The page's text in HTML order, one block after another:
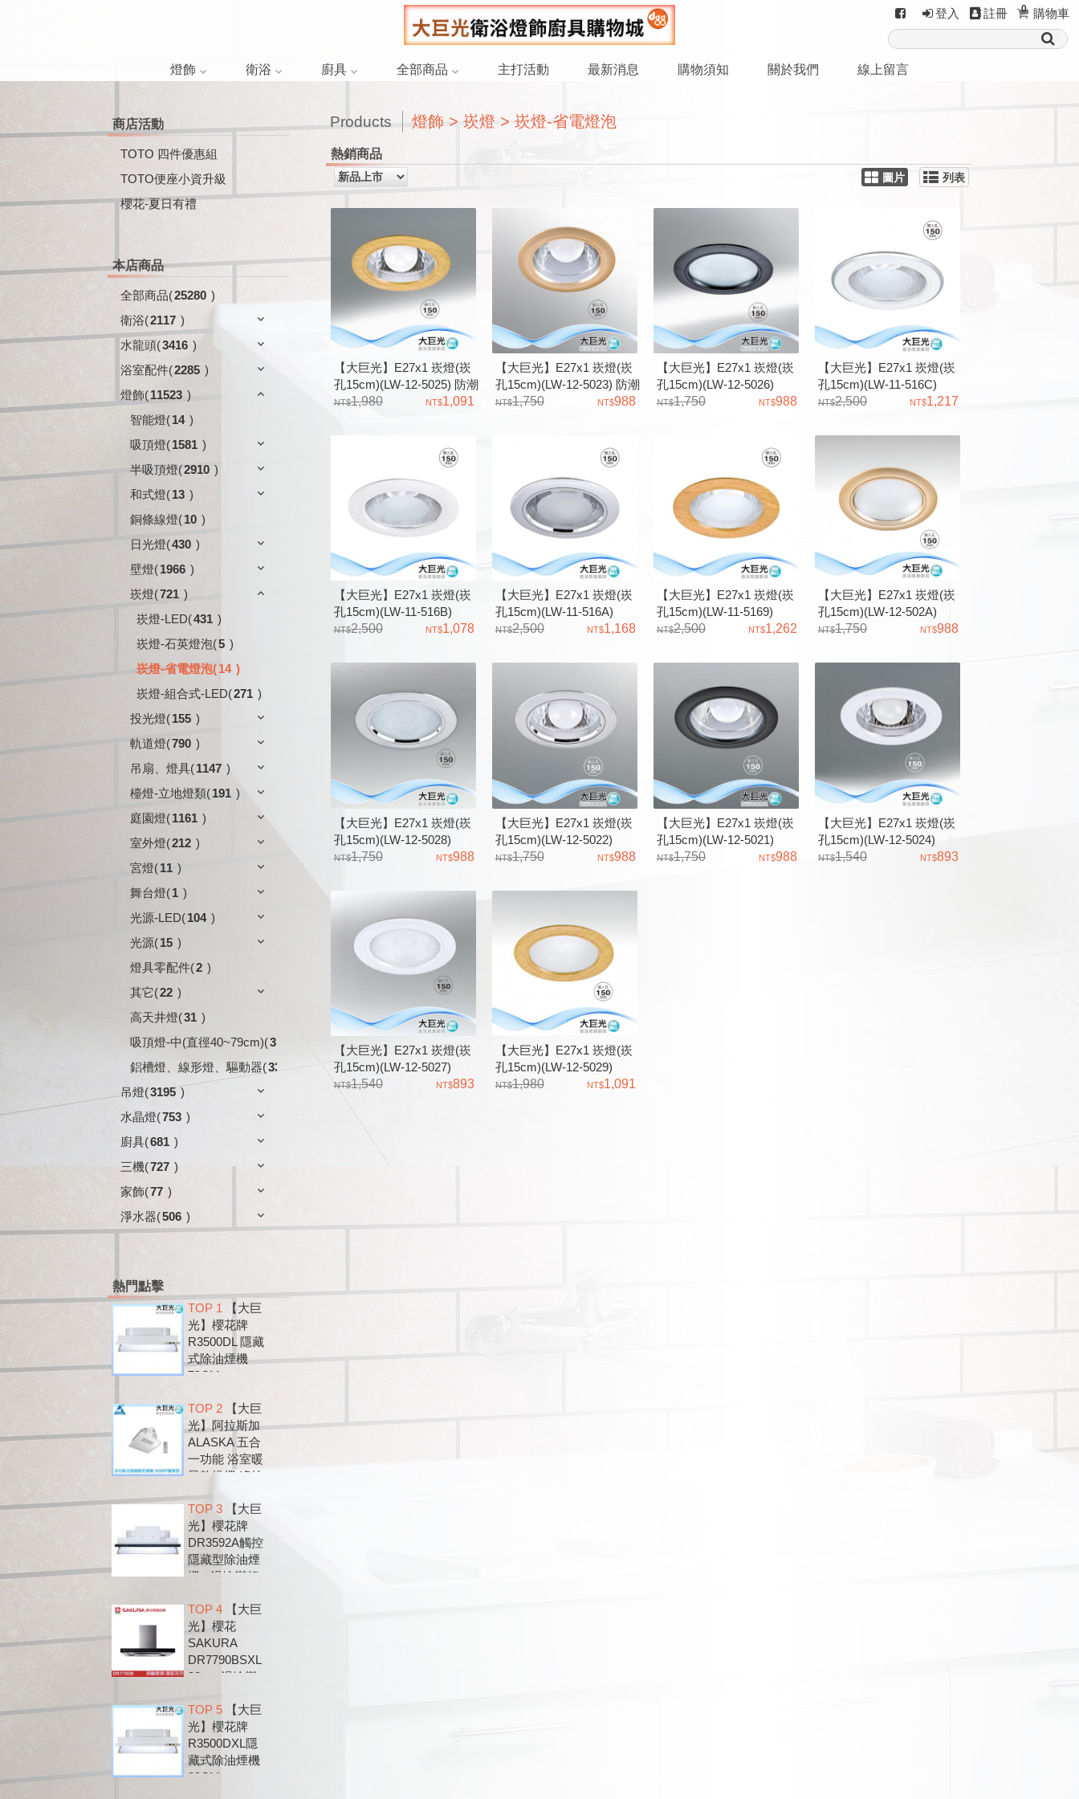
登入 註冊 0 購物車
燈飾 衛浴 廚具 全部商品 主打活動 最新消息 購物須知 關於我們 線上留言
商店活動
TOTO 四件優惠組
TOTO便座小資升級
櫻花-夏日有禮
本店商品
全部商品(25280 )
衛浴(2117 )
水龍頭(3416 )
浴室配件(2285 )
燈飾(11523 )
智能燈(14 )
吸頂燈(1581 )
半吸頂燈(2910 )
和式燈(13 )
銅條線燈(10 )
日光燈(430 )
壁燈(1966 )
崁燈(721 )
崁燈-LED(431 )
崁燈-石英燈泡(5 )
崁燈-省電燈泡(14 )
崁燈-組合式-LED(271 )
投光燈(155 )
軌道燈(790 )
吊扇、燈具(1147 )
檯燈-立地燈類(191 )
庭園燈(1161 )
室外燈(212 )
宮燈(11 )
舞台燈(1 )
光源-LED(104 )
光源(15 )
燈具零配件(2 )
其它(22 )
高天井燈(31 )
吸頂燈-中(直徑40~79cm)(3
鋁槽燈、線形燈、驅動器(33
吊燈(3195 )
水晶燈(753 )
廚具(681 )
三機(727 )
家飾(77 )
淨水器(506 )
熱門點擊
TOP 1 【大巨
光】櫻花牌
R3500DL 隱藏
式除油煙機
79CM
TOP 2【大巨
光】阿拉斯加
ALASKA 五合
一功能 浴室暖
風乾燥機 遙控
款 300BRP
TOP 3【大巨
光】櫻花牌
DR3592A觸控
隱藏型除油煙
機 - 渦輪變頻
TOP 4【大巨
光】櫻花
SAKURA
DR7790BSXL
90cm 渦輪變
除油煙機
DR7790B
TOP 5【大巨
光】櫻花牌
R3500DXL隱
藏式除油煙機
89CM
Products 燈飾 > 崁燈 > 崁燈-省電燈泡
熱銷商品
圖片 列表
【大巨光】E27x1 崁燈(崁
孔15cm)(LW-12-5025) 防潮
PC框木紋色、鋁、 台灣製
1,980 1,091
【大巨光】E27x1 崁燈(崁
孔15cm)(LW-12-5023) 防潮
PC框霧金色、鋁 台灣製造
1,750 988
【大巨光】E27x1 崁燈(崁
孔15cm)(LW-12-5026)
D5163 防潮PC框黑色、
1,750 988
【大巨光】E27x1 崁燈(崁
孔15cm)(LW-11-516C)
2,500
1,217
【大巨光】E27x1 崁燈(崁
孔15cm)(LW-11-516B)
2,500
1,078
【大巨光】E27x1 崁燈(崁
孔15cm)(LW-11-516A)
2,500
1,168
【大巨光】E27x1 崁燈(崁
孔15cm)(LW-11-5169)
2,500
1,262
【大巨光】E27x1 崁燈(崁
孔15cm)(LW-12-502A)
D5168 防潮PC框霧金色、
1,750 988
【大巨光】E27x1 崁燈(崁
孔15cm)(LW-12-5028)
D5167 防潮PC框亮銀色、
1,750 988
【大巨光】E27x1 崁燈(崁
孔15cm)(LW-12-5022)
D5166 防潮PC框亮銀色、
1,750 988
【大巨光】E27x1 崁燈(崁
孔15cm)(LW-12-5021)
D5165 防潮PC框黑色、
1,750 988
【大巨光】E27x1 崁燈(崁
孔15cm)(LW-12-5024)
D5164 防潮PC框白色、鋁
1,540 893
【大巨光】E27x1 崁燈(崁
孔15cm)(LW-12-5027)
D5162 防潮PC框白色、
鋁、橫插式 台灣製造
1,540 893
【大巨光】E27x1 崁燈(崁
孔15cm)(LW-12-5029)
D5161 防潮PC框木紋色、
1,980 1,091